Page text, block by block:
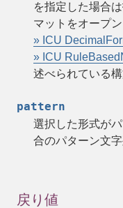
を指定した場合
マットをオープ
» ICU
» ICU
述べられている
pattern
選択した形式が
合のパターン文字
戻り値